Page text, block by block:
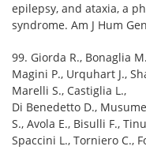
epilepsy, and ataxia, a
syndrome. Am J Hum
99. Giorda R., Bonaglia
Magini P., Urquhart J.,
Marelli S., Castiglia L.,
Di Benedetto D.,
S., Avola E., Bisulli F.,
Spaccini L., Torniero C.,